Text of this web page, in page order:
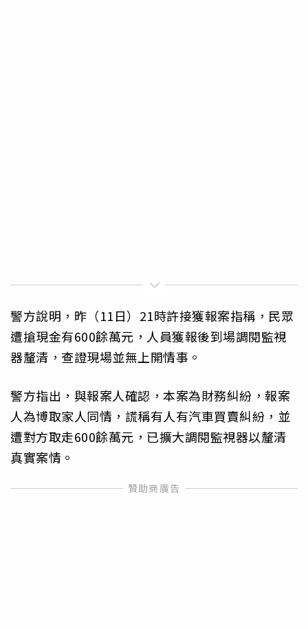
警方說明，昨（11日）21時許接獲報案指稱，民眾
遭搶現金有600餘萬元，人員獲報後到場調閱監視
器釐清，查證現場並無上開情事。
警方指出，與報案人確認，本案為財務糾紛，報案
人為博取家人同情，謊稱有人有汽車買賣糾紛，並
遭對方取走600餘萬元，已擴大調閱監視器以釐清
真實案情。